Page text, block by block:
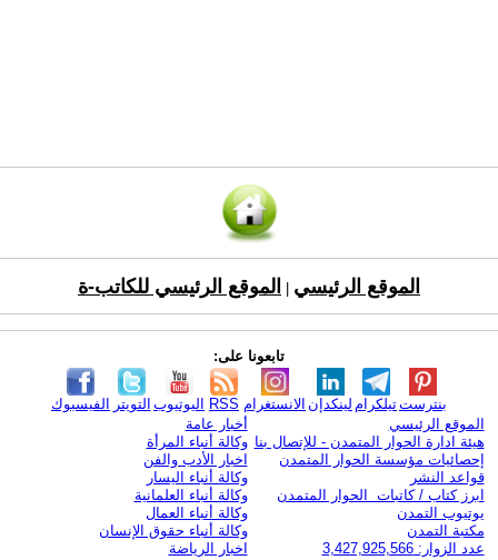
الموقع الرئيسي الموقع الرئيسي للكاتب-ة
تابعونا على:
الفيسبوك التويتر اليوتيوب RSS الانستغرام لينكدإن تيلكرامبنترست
الموقع الرئيسي
هيئة ادارة الحوار المتمدن - للإتصال بنا
إحصائيات مؤسسة الحوار المتمدن
قواعد النشر
ابرز كتاب / كاتبات الحوار المتمدن
يوتيوب التمدن
مكتبة التمدن
عدد الزوار: 3,427,925,566
أخبار عامة
وكالة أنباء المرأة
اخبار الأدب والفن
وكالة أنباء اليسار
وكالة أنباء العلمانية
وكالة أنباء العمال
وكالة أنباء حقوق الإنسان
اخبار الرياضة